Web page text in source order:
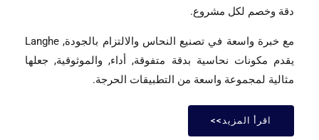
دقة وخصم لكل مشروع.
مع خبرة واسعة في تصنيع النحاس والالتزام بالجودة, Langhe
يقدم مكونات نحاسية بدقة متفوقة, أداء, والموثوقية, جعلها
مثالية لمجموعة واسعة من التطبيقات الحرجة.
اقرأ المزيد>>